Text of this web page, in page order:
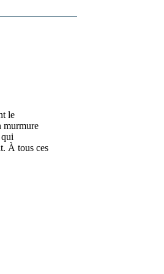
le
murmure
À tous ces